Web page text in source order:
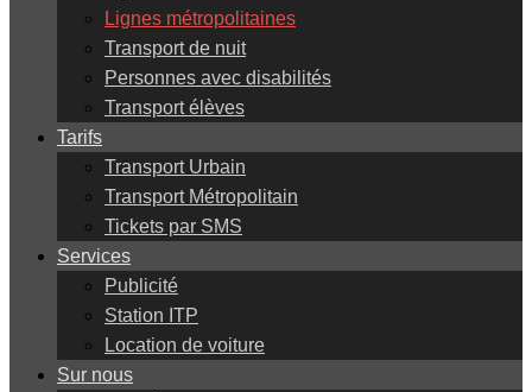
Lignes métropolitaines
Transport de nuit
Personnes avec disabilités
Transport élèves
Tarifs
Transport Urbain
Transport Métropolitain
Tickets par SMS
Services
Publicité
Station ITP
Location de voiture
Sur nous